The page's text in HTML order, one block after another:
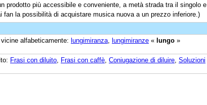
prodotto più accessibile e conveniente, a metà strada tra il singolo e
fan la possibilità di acquistare musica nuova a un prezzo inferiore.)
vicine alfabeticamente: lungimiranza lungimiranze « lungo »
Frasi con diluito Frasi con caffè Coniugazione di diluire Soluzioni